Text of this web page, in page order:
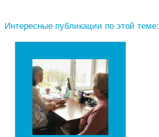
Интересные публикации по этой теме: